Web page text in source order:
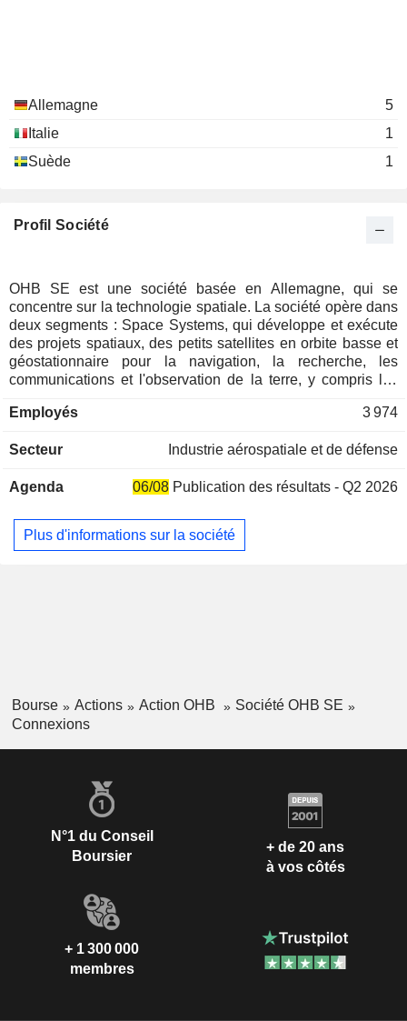
Allemagne
5
Italie
1
Suède
1
Profil Société
OHB SE est une société basée en Allemagne, qui se
concentre sur la technologie spatiale. La société opère dans
deux segments : Space Systems, qui développe et exécute
des projets spatiaux, des petits satellites en orbite basse et
géostationnaire pour la navigation, la recherche, les
communications et l'observation de la terre, y compris les
Products, responsable de la fabrication de produits
industrielles. La société opère par le biais de plusieurs
Belgique, en France, en Suède, au Royaume-Uni et en
GmbH, OHB France SAS, OHB Sweden AB, MT Aerospace
Guyane SAS et ORBCOMM Deutschland
Employés 3 974
Secteur Industrie aérospatiale et de défense
Agenda 06/08 Publication des résultats - Q2 2026
Plus d'informations sur la société
Bourse Actions Action OHB
Société OHB SE
Connexions
N°1 du Conseil
Boursier
+ de 20 ans
à vos côtés
+ 1 300 000
membres